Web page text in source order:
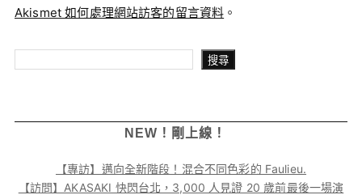
Akismet 如何處理網站訪客的留言資料 。
搜尋
NEW！剛上線！
【專訪】邁向全新階段！混合不同色彩的 Faulieu.
【訪問】AKASAKI 快閃台北，3,000 人見證 20 歲前最後一場演